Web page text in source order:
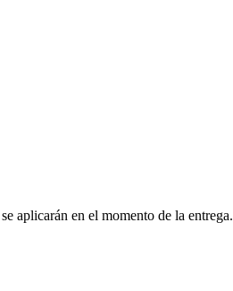
aplicarán en el momento de la entrega.